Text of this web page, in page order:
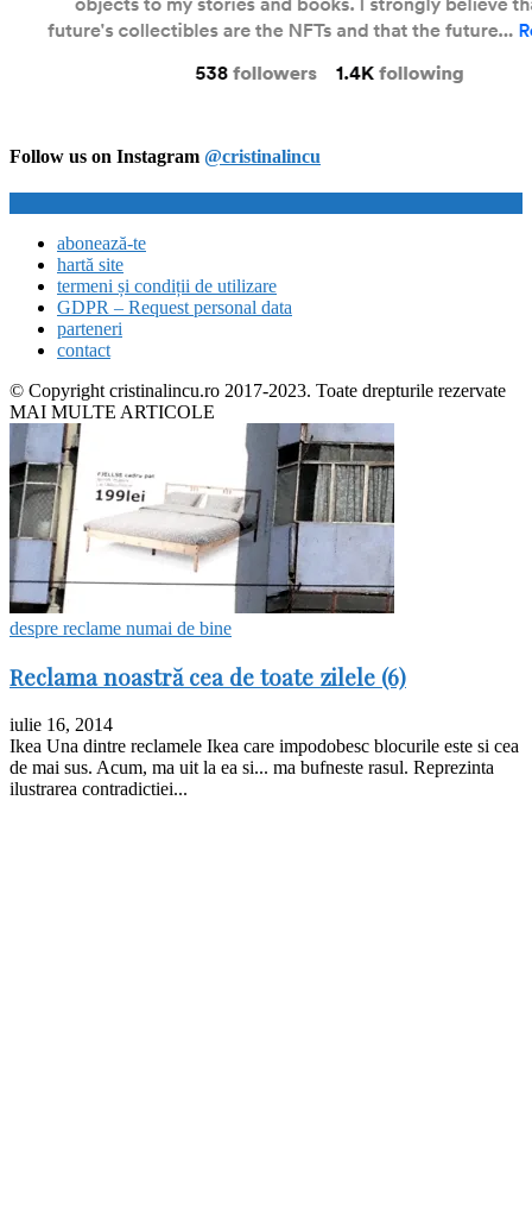
Follow us on Instagram @cristinalincu
abonează-te
hartă site
termeni și condiții de utilizare
GDPR – Request personal data
parteneri
contact
© Copyright cristinalincu.ro 2017-2023. Toate drepturile rezervate
MAI MULTE ARTICOLE
despre reclame numai de bine
Reclama noastră cea de toate zilele (6)
iulie 16, 2014
Ikea Una dintre reclamele Ikea care impodobesc blocurile este si cea
de mai sus. Acum, ma uit la ea si... ma bufneste rasul. Reprezinta
ilustrarea contradictiei...